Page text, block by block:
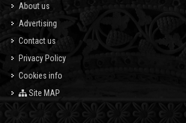
About us
Advertising
Contact us
Privacy Policy
Cookies info
Site MAP